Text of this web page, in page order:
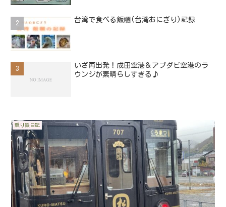
台湾で食べる飯糰(台湾おにぎり)記録
いざ再出発！成田空港＆アブダビ空港のラ
ウンジが素晴らしすぎる♪
乗り鉄日記